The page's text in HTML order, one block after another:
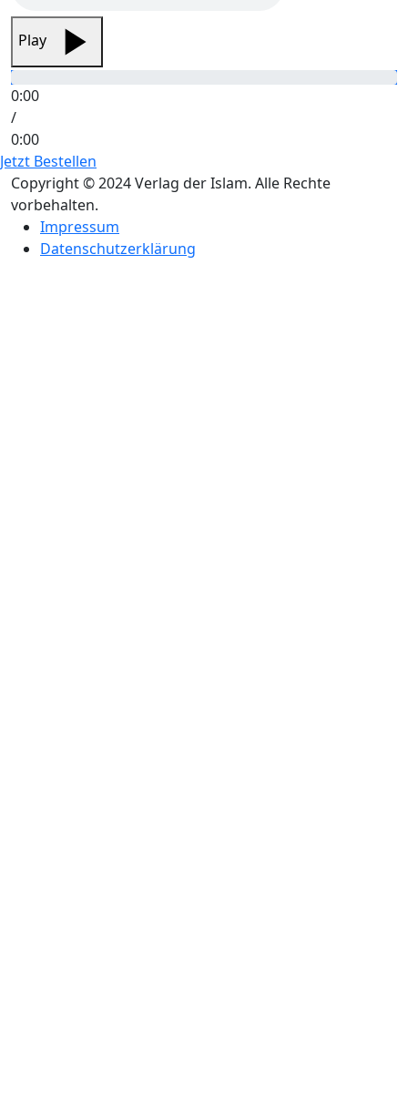
Play
0:00
/
0:00
Jetzt Bestellen
Copyright © 2024 Verlag der Islam. Alle Rechte
vorbehalten.
Impressum
Datenschutzerklärung